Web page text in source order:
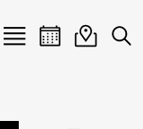
Menu
活動日曆活動地圖
展